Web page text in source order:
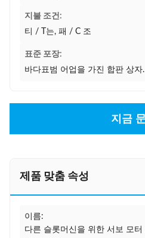
지불 조건:
티 / T는, 패 / C 조
표준 포장:
바다표범 어업을 가진 합판 상자.
지금
제품 맞춤 속성
이름:
다른 슬롯머신을 위한 서보 모